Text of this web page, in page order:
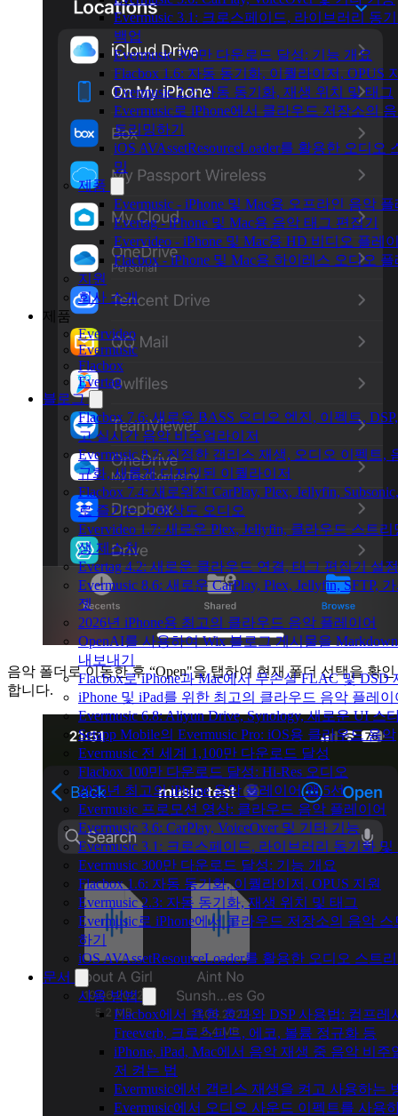
Evermusic 3.1: 크로스페이드, 라이브러리 동
백업
Evermusic 300만 다운로드 달성: 기능 개요
Flacbox 1.6: 자동 동기화, 이퀄라이저, OPUS
Evermusic 2.3: 자동 동기화, 재생 위치 및 태그
Evermusic로 iPhone에서 클라우드 저장소의
트리밍하기
iOS AVAssetResourceLoader를 활용한 오디오
밍
제품
Evermusic - iPhone 및 Mac용 오프라인 음악
Evertag - iPhone 및 Mac용 음악 태그 편집기
Evervideo - iPhone 및 Mac용 HD 비디오 플레
Flacbox - iPhone 및 Mac용 하이레스 오디오
지원
회사 소개
제품
Evervideo
Evermusic
Flacbox
Evertag
블로그
Flacbox 7.6: 새로운 BASS 오디오 엔진, 이펙트,
고 실시간 음악 비주얼라이저
Evermusic 8.7: 진정한 갭리스 재생, 오디오 이펙트,
규화, 새롭게 디자인된 이퀄라이저
Flacbox 7.4: 새로워진 CarPlay, Plex, Jellyfin,
로 즐기는 고해상도 오디오
Evervideo 1.7: 새로운 Plex, Jellyfin, 클라우드 스트리
생 제스처
Evertag 4.2: 새로운 클라우드 연결, 태그 편집기 설
Evermusic 8.6: 새로운 CarPlay, Plex, Jellyfin, SFTP,
젯
2026년 iPhone용 최고의 클라우드 음악 플레이어
OpenAI를 사용하여 Wix 블로그 게시물을
내보내기
Flacbox로 iPhone과 Mac에서 무손실 FLAC 및 DSD
iPhone 및 iPad를 위한 최고의 클라우드 음악 플레이
Evermusic 6.8: Aliyun Drive, Synology, 새로운 UI 스
Setapp Mobile의 Evermusic Pro: iOS용 클라우드 음악
Evermusic 전 세계 1,100만 다운로드 달성
Flacbox 100만 다운로드 달성: Hi-Res 오디오
2025년 최고의 iPhone 음악 플레이어 앱 5선
Evermusic 프로모션 영상: 클라우드 음악 플레이어
Evermusic 3.6: CarPlay, VoiceOver 및 기타 기능
Evermusic 3.1: 크로스페이드, 라이브러리 동기화 및
Evermusic 300만 다운로드 달성: 기능 개요
Flacbox 1.6: 자동 동기화, 이퀄라이저, OPUS 지원
Evermusic 2.3: 자동 동기화, 재생 위치 및 태그
Evermusic로 iPhone에서 클라우드 저장소의 음악
하기
iOS AVAssetResourceLoader를 활용한 오디오 스트
문서
사용 방법
Flacbox에서 음향 효과와 DSP 사용법: 컴프레
Freeverb, 크로스피드, 에코, 볼륨 정규화 등
iPhone, iPad, Mac에서 음악 재생 중 음악 비주
저 켜는 법
Evermusic에서 갭리스 재생을 켜고 사용하는
Evermusic에서 오디오 사운드 이펙트를 사용
음악 폴더로 이동한 후 “Open"을 탭하여 현재 폴더 선택을 확인
합니다.